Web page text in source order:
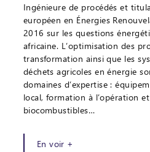
Ingénieure de procédés et
européen en Énergies
2016 sur les questions
africaine. L’optimisation des
transformation ainsi que les
déchets agricoles en énergie
domaines d’expertise :
local, formation à l’opération
biocombustibles…
En voir +